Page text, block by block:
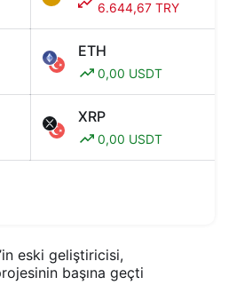
6.644,67 TRY
ETH
0,00 USDT
XRP
0,00 USDT